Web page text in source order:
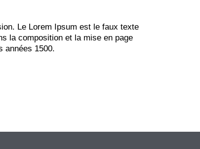
Le Lorem Ipsum est le faux texte
la composition et la mise en page
années 1500.